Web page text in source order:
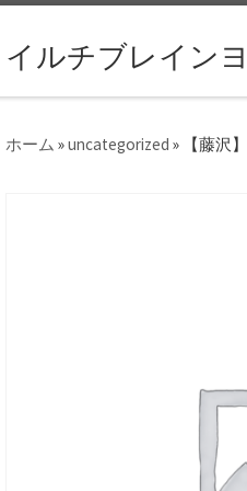
イルチブレイン
ホーム »uncategorized » 【藤沢